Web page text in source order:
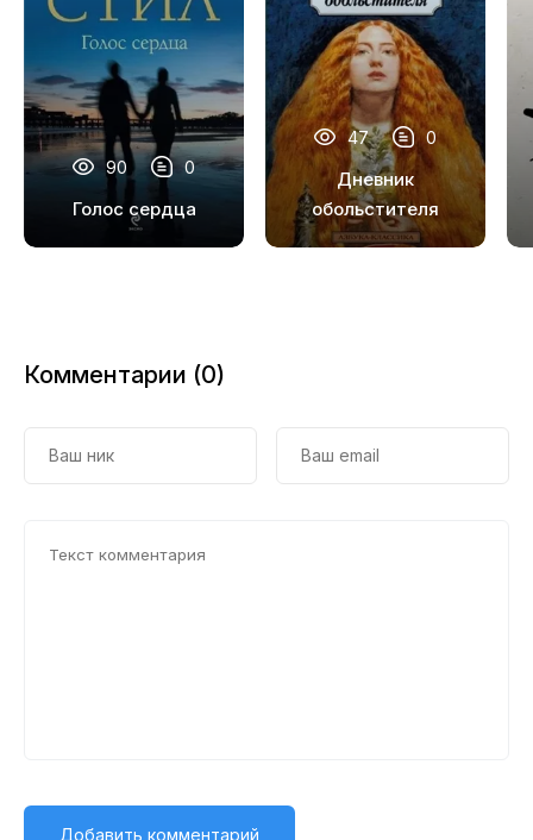
90 0
Голос сердца
47 0
Дневник
обольстителя
Комментарии (0)